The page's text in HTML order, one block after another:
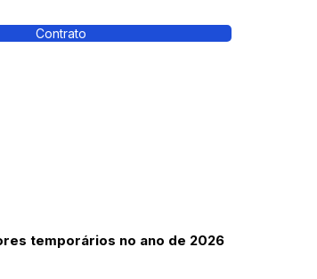
Contrato
temporários no ano de 2026